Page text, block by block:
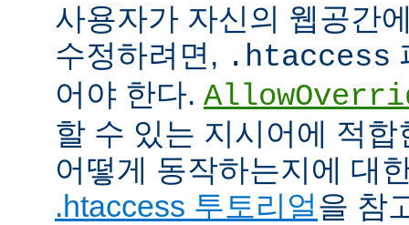
사용자가 자신의 웹공간
수정하려면, .htaccess
어야 한다.
할 수 있는 지시어에 적
어떻게 동작하는지에 대
.htaccess 투토리얼을 참